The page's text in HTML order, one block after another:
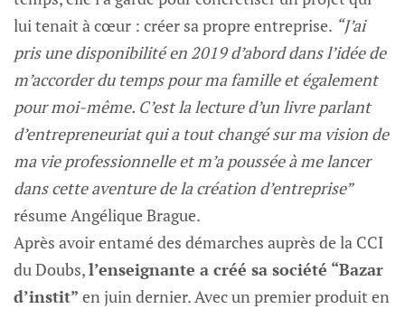
lui tenait à cœur : créer sa propre entreprise. “J’ai
pris une disponibilité en 2019 d’abord dans l’idée de
m’accorder du temps pour ma famille et également
pour moi-même. C’est la lecture d’un livre parlant
d’entrepreneuriat qui a tout changé sur ma vision de
ma vie professionnelle et m’a poussée à me lancer
dans cette aventure de la création d’entreprise”
résume Angélique Brague.
Après avoir entamé des démarches auprès de la CCI
du Doubs,l’enseignante a créé sa société “Bazar
d’instit” en juin dernier. Avec un premier produit en